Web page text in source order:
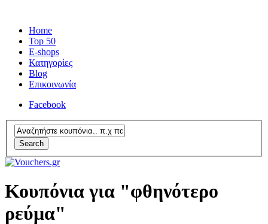
Home
Top 50
E-shops
Κατηγορίες
Blog
Επικοινωνία
Facebook
Search
Κουπόνια για "φθηνότερο
ρεύμα"